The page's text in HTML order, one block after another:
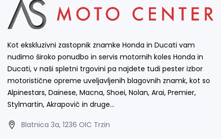
Kot ekskluzivni zastopnik znamke Honda in Ducati vam
nudimo široko ponudbo in servis motornih koles Honda in
Ducati, v naši spletni trgovini pa najdete tudi pester izbor
motoristične opreme uveljavljenih blagovnih znamk, kot so
Alpinestars, Dainese, Macna, Shoei, Nolan, Arai, Premier,
Stylmartin, Akrapovič in druge…
Blatnica 3a, 1236 OIC Trzin